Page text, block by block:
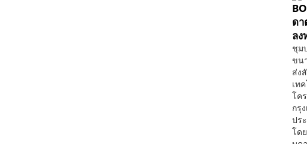
ดา
ลง
ชุม
ขน
ส่ง
เท
โค
กรุ
ปร
โด